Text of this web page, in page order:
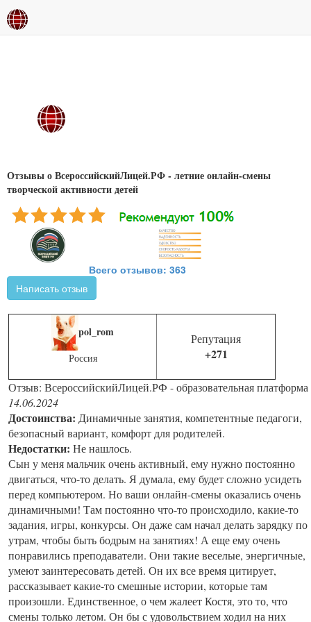
Отзывы о ВсероссийскийЛицей.РФ - летние онлайн-смены
творческой активности детей
Всего отзывов: 363
Написать отзыв
pol_rom
Россия
Репутация
+271
Отзыв: ВсероссийскийЛицей.РФ - образовательная платформа
14.06.2024
Достоинства: Динамичные занятия, компетентные педагоги,
безопасный вариант, комфорт для родителей.
Недостатки: Не нашлось.
Сын у меня мальчик очень активный, ему нужно постоянно
двигаться, что-то делать. Я думала, ему будет сложно усидеть
перед компьютером. Но ваши онлайн-смены оказались очень
динамичными! Там постоянно что-то происходило, какие-то
задания, игры, конкурсы. Он даже сам начал делать зарядку по
утрам, чтобы быть бодрым на занятиях! А еще ему очень
понравились преподаватели. Они такие веселые, энергичные,
умеют заинтересовать детей. Он их все время цитирует,
рассказывает какие-то смешные истории, которые там
произошли. Единственное, о чем жалеет Костя, это то, что
смены только летом. Он бы с удовольствием ходил на них